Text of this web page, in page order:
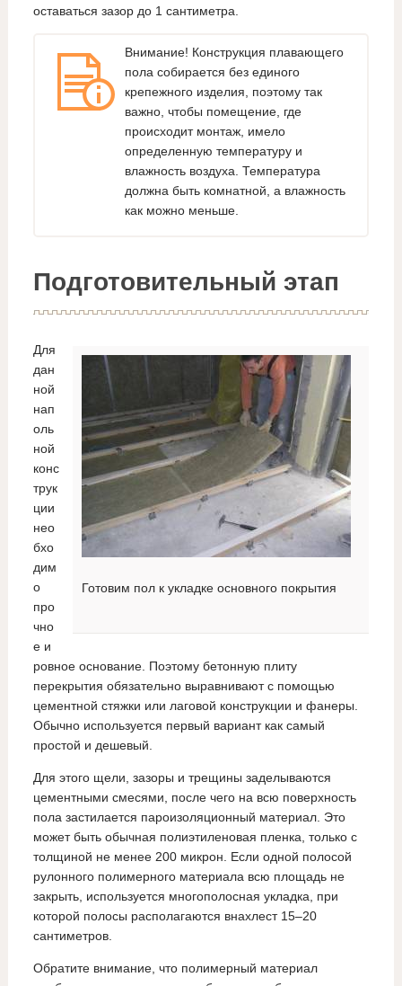
оставаться зазор до 1 сантиметра.
Внимание! Конструкция плавающего
пола собирается без единого
крепежного изделия, поэтому так
важно, чтобы помещение, где
происходит монтаж, имело
определенную температуру и
влажность воздуха. Температура
должна быть комнатной, а влажность
как можно меньше.
Подготовительный этап
Готовим пол к укладке основного покрытия
Для
дан
ной
нап
оль
ной
конс
трук
ции
нео
бхо
дим
о
про
чно
е и
ровное основание. Поэтому бетонную плиту
перекрытия обязательно выравнивают с помощью
цементной стяжки или лаговой конструкции и фанеры.
Обычно используется первый вариант как самый
простой и дешевый.
Для этого щели, зазоры и трещины заделываются
цементными смесями, после чего на всю поверхность
пола застилается пароизоляционный материал. Это
может быть обычная полиэтиленовая пленка, только с
толщиной не менее 200 микрон. Если одной полосой
рулонного полимерного материала всю площадь не
закрыть, используется многополосная укладка, при
которой полосы располагаются внахлест 15–20
сантиметров.
Обратите внимание, что полимерный материал